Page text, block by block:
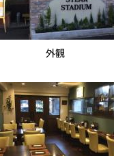
外観